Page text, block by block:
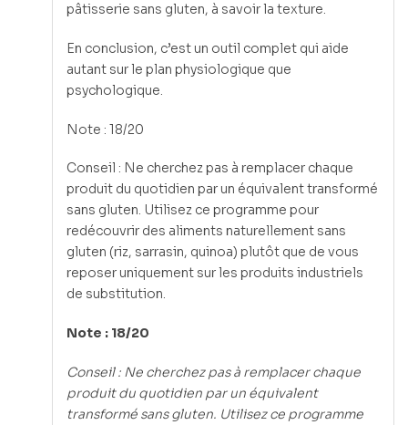
pâtisserie sans gluten, à savoir la texture.
En conclusion, c’est un outil complet qui aide
autant sur le plan physiologique que
psychologique.
Note : 18/20
Conseil : Ne cherchez pas à remplacer chaque
produit du quotidien par un équivalent transformé
sans gluten. Utilisez ce programme pour
redécouvrir des aliments naturellement sans
gluten (riz, sarrasin, quinoa) plutôt que de vous
reposer uniquement sur les produits industriels
de substitution.
Note : 18/20
Conseil : Ne cherchez pas à remplacer chaque
produit du quotidien par un équivalent
transformé sans gluten. Utilisez ce programme